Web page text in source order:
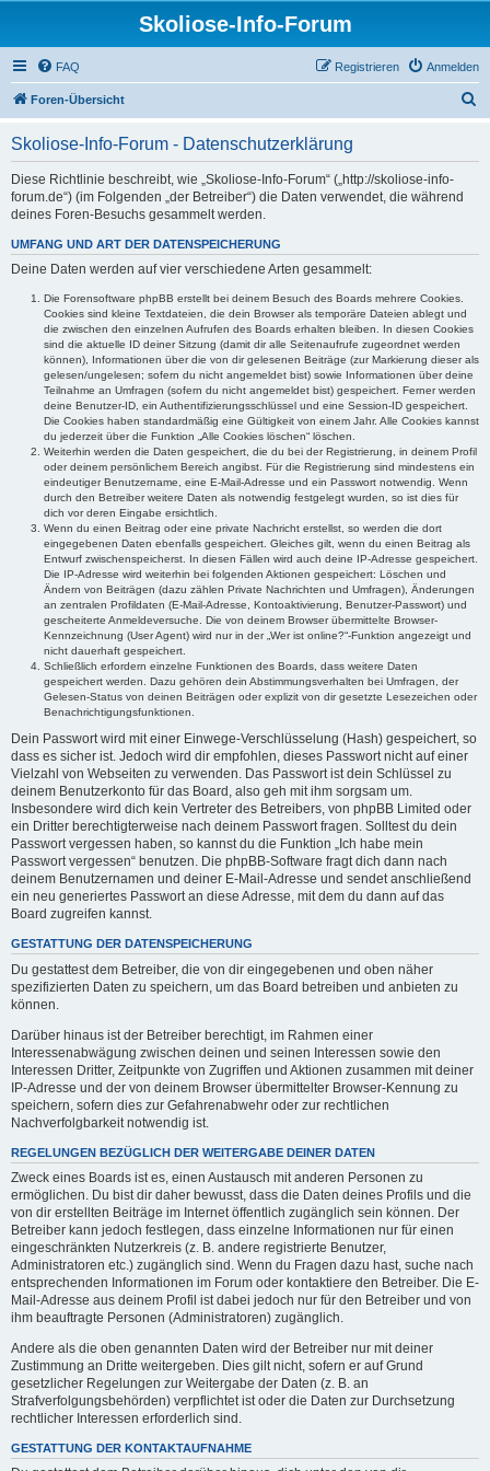
Skoliose-Info-Forum
FAQ Anmelden
Registrieren
Foren-Übersicht
Skoliose-Info-Forum - Datenschutzerklärung
Diese Richtlinie beschreibt, wie „Skoliose-Info-Forum“ („http://skoliose-info-
forum.de“) (im Folgenden „der Betreiber“) die Daten verwendet, die während
deines Foren-Besuchs gesammelt werden.
UMFANG UND ART DER DATENSPEICHERUNG
Deine Daten werden auf vier verschiedene Arten gesammelt:
Die Forensoftware phpBB erstellt bei deinem Besuch des Boards mehrere Cookies.
Cookies sind kleine Textdateien, die dein Browser als temporäre Dateien ablegt und
die zwischen den einzelnen Aufrufen des Boards erhalten bleiben. In diesen Cookies
sind die aktuelle ID deiner Sitzung (damit dir alle Seitenaufrufe zugeordnet werden
können), Informationen über die von dir gelesenen Beiträge (zur Markierung dieser als
gelesen/ungelesen; sofern du nicht angemeldet bist) sowie Informationen über deine
Teilnahme an Umfragen (sofern du nicht angemeldet bist) gespeichert. Ferner werden
deine Benutzer-ID, ein Authentifizierungsschlüssel und eine Session-ID gespeichert.
Die Cookies haben standardmäßig eine Gültigkeit von einem Jahr. Alle Cookies kannst
du jederzeit über die Funktion „Alle Cookies löschen“ löschen.
Weiterhin werden die Daten gespeichert, die du bei der Registrierung, in deinem Profil
oder deinem persönlichem Bereich angibst. Für die Registrierung sind mindestens ein
eindeutiger Benutzername, eine E-Mail-Adresse und ein Passwort notwendig. Wenn
durch den Betreiber weitere Daten als notwendig festgelegt wurden, so ist dies für
dich vor deren Eingabe ersichtlich.
Wenn du einen Beitrag oder eine private Nachricht erstellst, so werden die dort
eingegebenen Daten ebenfalls gespeichert. Gleiches gilt, wenn du einen Beitrag als
Entwurf zwischenspeicherst. In diesen Fällen wird auch deine IP-Adresse gespeichert.
Die IP-Adresse wird weiterhin bei folgenden Aktionen gespeichert: Löschen und
Ändern von Beiträgen (dazu zählen Private Nachrichten und Umfragen), Änderungen
an zentralen Profildaten (E-Mail-Adresse, Kontoaktivierung, Benutzer-Passwort) und
gescheiterte Anmeldeversuche. Die von deinem Browser übermittelte Browser-
Kennzeichnung (User Agent) wird nur in der „Wer ist online?“-Funktion angezeigt und
nicht dauerhaft gespeichert.
Schließlich erfordern einzelne Funktionen des Boards, dass weitere Daten
gespeichert werden. Dazu gehören dein Abstimmungsverhalten bei Umfragen, der
Gelesen-Status von deinen Beiträgen oder explizit von dir gesetzte Lesezeichen oder
Benachrichtigungsfunktionen.
Dein Passwort wird mit einer Einwege-Verschlüsselung (Hash) gespeichert, so
dass es sicher ist. Jedoch wird dir empfohlen, dieses Passwort nicht auf einer
Vielzahl von Webseiten zu verwenden. Das Passwort ist dein Schlüssel zu
deinem Benutzerkonto für das Board, also geh mit ihm sorgsam um.
Insbesondere wird dich kein Vertreter des Betreibers, von phpBB Limited oder
ein Dritter berechtigterweise nach deinem Passwort fragen. Solltest du dein
Passwort vergessen haben, so kannst du die Funktion „Ich habe mein
Passwort vergessen“ benutzen. Die phpBB-Software fragt dich dann nach
deinem Benutzernamen und deiner E-Mail-Adresse und sendet anschließend
ein neu generiertes Passwort an diese Adresse, mit dem du dann auf das
Board zugreifen kannst.
GESTATTUNG DER DATENSPEICHERUNG
Du gestattest dem Betreiber, die von dir eingegebenen und oben näher
spezifizierten Daten zu speichern, um das Board betreiben und anbieten zu
können.
Darüber hinaus ist der Betreiber berechtigt, im Rahmen einer
Interessenabwägung zwischen deinen und seinen Interessen sowie den
Interessen Dritter, Zeitpunkte von Zugriffen und Aktionen zusammen mit deiner
IP-Adresse und der von deinem Browser übermittelter Browser-Kennung zu
speichern, sofern dies zur Gefahrenabwehr oder zur rechtlichen
Nachverfolgbarkeit notwendig ist.
REGELUNGEN BEZÜGLICH DER WEITERGABE DEINER DATEN
Zweck eines Boards ist es, einen Austausch mit anderen Personen zu
ermöglichen. Du bist dir daher bewusst, dass die Daten deines Profils und die
von dir erstellten Beiträge im Internet öffentlich zugänglich sein können. Der
Betreiber kann jedoch festlegen, dass einzelne Informationen nur für einen
eingeschränkten Nutzerkreis (z. B. andere registrierte Benutzer,
Administratoren etc.) zugänglich sind. Wenn du Fragen dazu hast, suche nach
entsprechenden Informationen im Forum oder kontaktiere den Betreiber. Die E-
Mail-Adresse aus deinem Profil ist dabei jedoch nur für den Betreiber und von
ihm beauftragte Personen (Administratoren) zugänglich.
Andere als die oben genannten Daten wird der Betreiber nur mit deiner
Zustimmung an Dritte weitergeben. Dies gilt nicht, sofern er auf Grund
gesetzlicher Regelungen zur Weitergabe der Daten (z. B. an
Strafverfolgungsbehörden) verpflichtet ist oder die Daten zur Durchsetzung
rechtlicher Interessen erforderlich sind.
GESTATTUNG DER KONTAKTAUFNAHME